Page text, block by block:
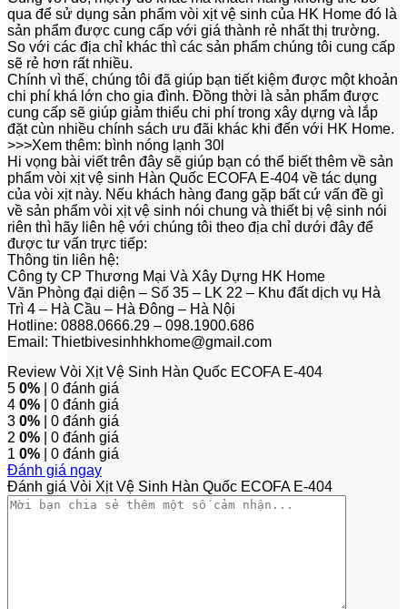
qua để sử dụng sản phẩm vòi xịt vệ sinh của HK Home đó là
sản phẩm được cung cấp với giá thành rẻ nhất thị trường.
So với các địa chỉ khác thì các sản phẩm chúng tôi cung cấp
sẽ rẻ hơn rất nhiều.
Chính vì thế, chúng tôi đã giúp bạn tiết kiệm được một khoản
chi phí khá lớn cho gia đình. Đồng thời là sản phẩm được
cung cấp sẽ giúp giảm thiểu chi phí trong xây dựng và lắp
đặt cùn nhiều chính sách ưu đãi khác khi đến với HK Home.
>>>Xem thêm: bình nóng lạnh 30l
Hi vọng bài viết trên đây sẽ giúp bạn có thể biết thêm về sản
phẩm vòi xịt vệ sinh Hàn Quốc ECOFA E-404 về tác dụng
của vòi xịt này. Nếu khách hàng đang gặp bất cứ vấn đề gì
về sản phẩm vòi xịt vệ sinh nói chung và thiết bị vệ sinh nói
riên thì hãy liên hệ với chúng tôi theo địa chỉ dưới đây để
được tư vấn trực tiếp:
Thông tin liên hệ:
Công ty CP Thương Mại Và Xây Dựng HK Home
Văn Phòng đại diện – Số 35 – LK 22 – Khu đất dịch vụ Hà
Trì 4 – Hà Cầu – Hà Đông – Hà Nội
Hotline: 0888.0666.29 – 098.1900.686
Email: Thietbivesinhhkhome@gmail.com
Review Vòi Xịt Vệ Sinh Hàn Quốc ECOFA E-404
5 0% | 0 đánh giá
4 0% | 0 đánh giá
3 0% | 0 đánh giá
2 0% | 0 đánh giá
1 0% | 0 đánh giá
Đánh giá ngay
Đánh giá Vòi Xịt Vệ Sinh Hàn Quốc ECOFA E-404